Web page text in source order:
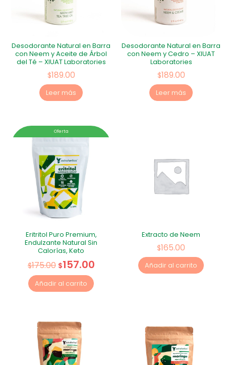
Desodorante Natural en Barra
con Neem y Aceite de Árbol
del Té – XIUAT Laboratories
$189.00
Leer más
Desodorante Natural en Barra
con Neem y Cedro – XIUAT
Laboratories
$189.00
Leer más
Oferta
Eritritol Puro Premium,
Endulzante Natural Sin
Calorías, Keto
$175.00 $157.00
Añadir al carrito
Extracto de Neem
$165.00
Añadir al carrito